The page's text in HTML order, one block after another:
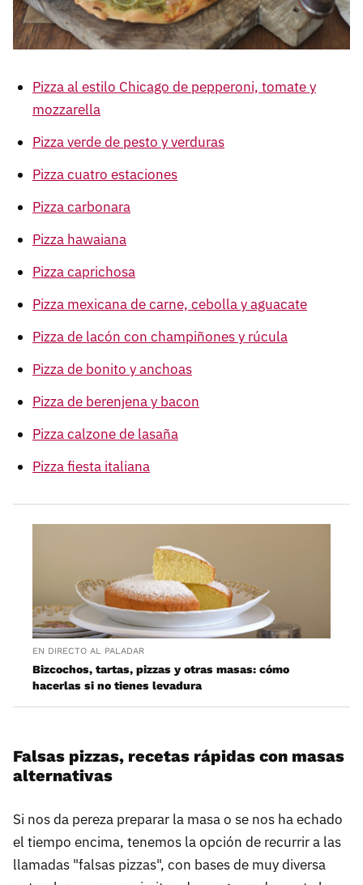
Pizza al estilo Chicago de pepperoni, tomate y
mozzarella
Pizza verde de pesto y verduras
Pizza cuatro estaciones
Pizza carbonara
Pizza hawaiana
Pizza caprichosa
Pizza mexicana de carne, cebolla y aguacate
Pizza de lacón con champiñones y rúcula
Pizza de bonito y anchoas
Pizza de berenjena y bacon
Pizza calzone de lasaña
Pizza fiesta italiana
EN DIRECTO AL PALADAR
Bizcochos, tartas, pizzas y otras masas: cómo
hacerlas si no tienes levadura
Falsas pizzas, recetas rápidas con masas
alternativas
Si nos da pereza preparar la masa o se nos ha echado
el tiempo encima, tenemos la opción de recurrir a las
llamadas "falsas pizzas", con bases de muy diversa